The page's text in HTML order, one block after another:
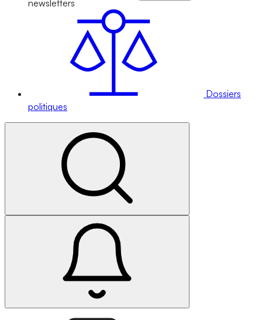
newsletters
Dossiers
politiques